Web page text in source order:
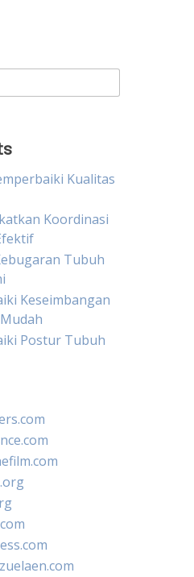
Kualitas
Koordinasi
Tubuh
Keseimbangan
Postur Tubuh